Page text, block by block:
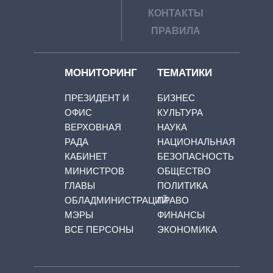
КОНТАКТЫ
ПРАВИЛА
МОНИТОРИНГ
ПРЕЗИДЕНТ И
ОФИС
ВЕРХОВНАЯ
РАДА
КАБИНЕТ
МИНИСТРОВ
ГЛАВЫ
ОБЛАДМИНИСТРАЦИЙ
МЭРЫ
ВСЕ ПЕРСОНЫ
ТЕМАТИКИ
БИЗНЕС
КУЛЬТУРА
НАУКА
НАЦИОНАЛЬНАЯ
БЕЗОПАСНОСТЬ
ОБЩЕСТВО
ПОЛИТИКА
ПРАВО
ФИНАНСЫ
ЭКОНОМИКА